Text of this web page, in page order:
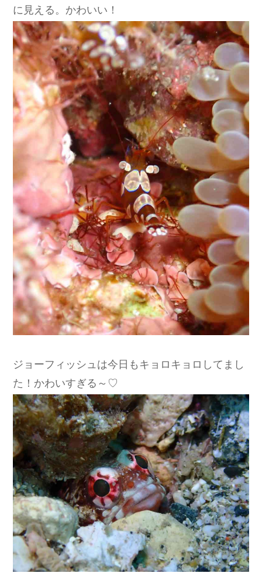
に見える。かわいい！
ジョーフィッシュは今日もキョロキョロしてまし
た！かわいすぎる～♡